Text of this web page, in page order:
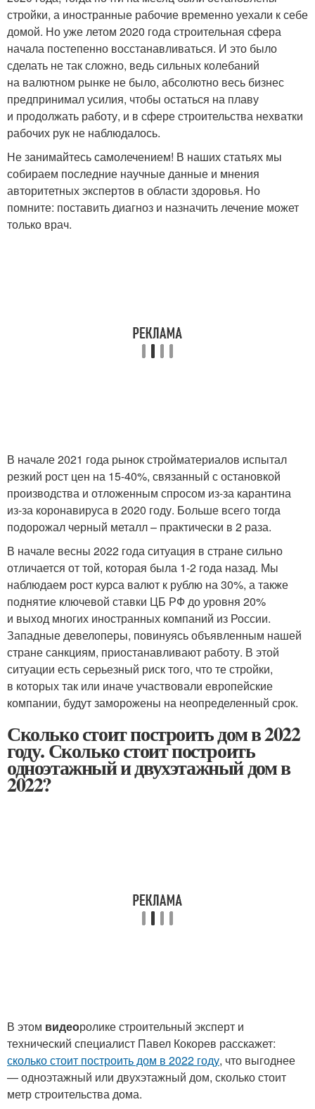
стройки, а иностранные рабочие временно уехали к себе
домой. Но уже летом 2020 года строительная сфера
начала постепенно восстанавливаться. И это было
сделать не так сложно, ведь сильных колебаний
на валютном рынке не было, абсолютно весь бизнес
предпринимал усилия, чтобы остаться на плаву
и продолжать работу, и в сфере строительства нехватки
рабочих рук не наблюдалось.
Не занимайтесь самолечением! В наших статьях мы
собираем последние научные данные и мнения
авторитетных экспертов в области здоровья. Но
помните: поставить диагноз и назначить лечение может
только врач.
В начале 2021 года рынок стройматериалов испытал
резкий рост цен на 15-40%, связанный с остановкой
производства и отложенным спросом из-за карантина
из-за коронавируса в 2020 году. Больше всего тогда
подорожал черный металл – практически в 2 раза.
В начале весны 2022 года ситуация в стране сильно
отличается от той, которая была 1-2 года назад. Мы
наблюдаем рост курса валют к рублю на 30%, а также
поднятие ключевой ставки ЦБ РФ до уровня 20%
и выход многих иностранных компаний из России.
Западные девелоперы, повинуясь объявленным нашей
стране санкциям, приостанавливают работу. В этой
ситуации есть серьезный риск того, что те стройки,
в которых так или иначе участвовали европейские
компании, будут заморожены на неопределенный срок.
Сколько стоит построить дом в 2022
году. Сколько стоит построить
одноэтажный и двухэтажный дом в
2022?
В этом видеоролике строительный эксперт и
технический специалист Павел Кокорев расскажет:
сколько стоит построить дом в 2022 году, что выгоднее
— одноэтажный или двухэтажный дом, сколько стоит
метр строительства дома.